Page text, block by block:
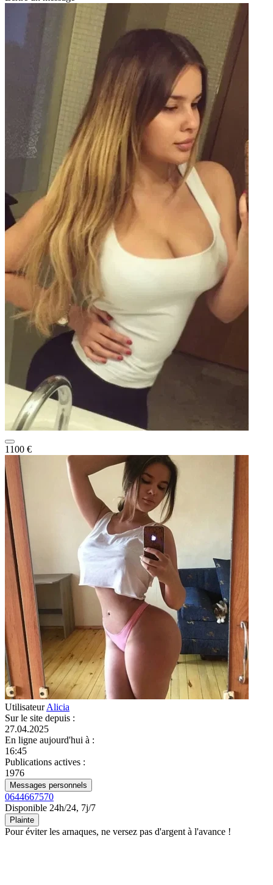
1100 €
UtilisateurAlicia
Sur le site depuis :
27.04.2025
En ligne aujourd'hui à :
16:45
Publications actives :
1976
Messages personnels
0644667570
Disponible 24h/24, 7j/7
Plainte
Pour éviter les arnaques, ne versez pas d'argent à l'avance !